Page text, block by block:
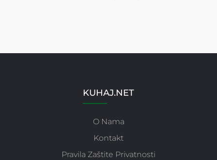
KUHAJ.NET
O Nama
Kontakt
Pravila Zaštite Privatnosti